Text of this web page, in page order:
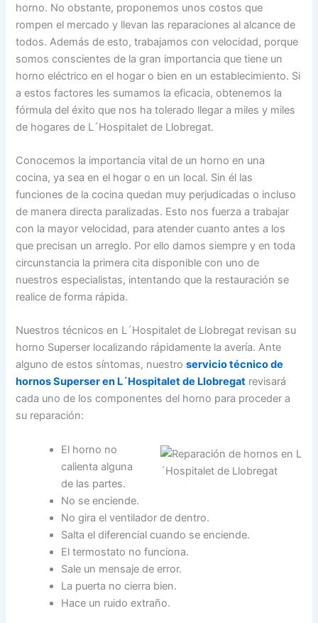
horno. No obstante, proponemos unos costos que
rompen el mercado y llevan las reparaciones al alcance de
todos. Además de esto, trabajamos con velocidad, porque
somos conscientes de la gran importancia que tiene un
horno eléctrico en el hogar o bien en un establecimiento. Si
a estos factores les sumamos la eficacia, obtenemos la
fórmula del éxito que nos ha tolerado llegar a miles y miles
de hogares de L´Hospitalet de Llobregat.
Conocemos la importancia vital de un horno en una
cocina, ya sea en el hogar o en un local. Sin él las
funciones de la cocina quedan muy perjudicadas o incluso
de manera directa paralizadas. Esto nos fuerza a trabajar
con la mayor velocidad, para atender cuanto antes a los
que precisan un arreglo. Por ello damos siempre y en toda
circunstancia la primera cita disponible con uno de
nuestros especialistas, intentando que la restauración se
realice de forma rápida.
Nuestros técnicos en L´Hospitalet de Llobregat revisan su
horno Superser localizando rápidamente la avería. Ante
alguno de estos síntomas, nuestroservicio técnico de
hornos Superser en L´Hospitalet de Llobregat revisará
cada uno de los componentes del horno para proceder a
su reparación:
El horno no
calienta alguna
de las partes.
No se enciende.
No gira el ventilador de dentro.
Salta el diferencial cuando se enciende.
El termostato no funciona.
Sale un mensaje de error.
La puerta no cierra bien.
Hace un ruido extraño.